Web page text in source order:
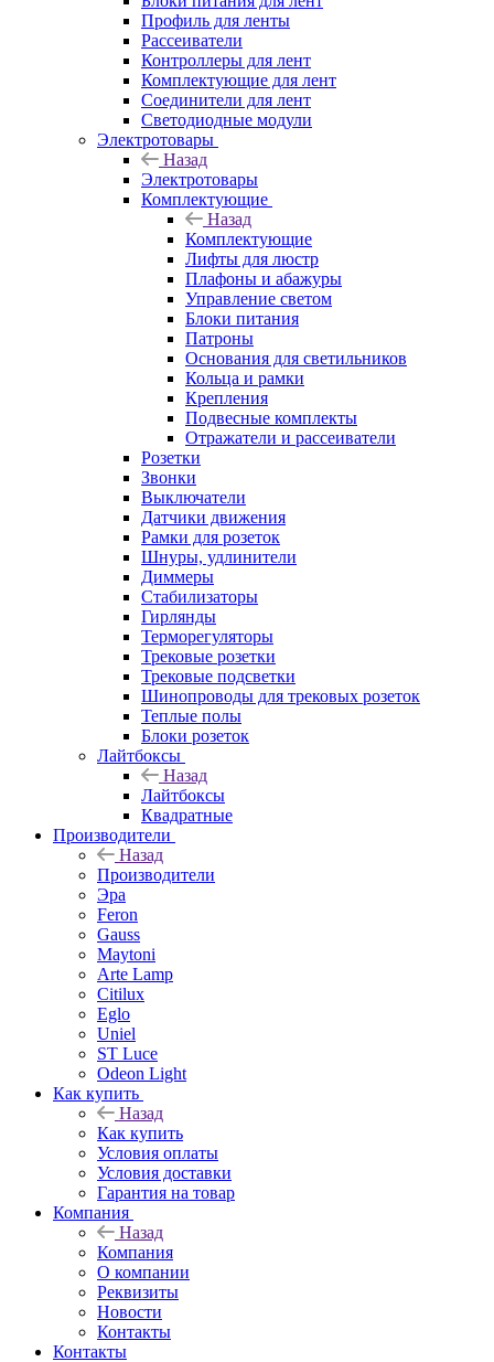
Профиль для ленты
Рассеиватели
Контроллеры для лент
Комплектующие для лент
Соединители для лент
Светодиодные модули
Электротовары
Назад
Электротовары
Комплектующие
Назад
Комплектующие
Лифты для люстр
Плафоны и абажуры
Управление светом
Блоки питания
Патроны
Основания для светильников
Кольца и рамки
Крепления
Подвесные комплекты
Отражатели и рассеиватели
Розетки
Звонки
Выключатели
Датчики движения
Рамки для розеток
Шнуры, удлинители
Диммеры
Стабилизаторы
Гирлянды
Терморегуляторы
Трековые розетки
Трековые подсветки
Шинопроводы для трековых розеток
Теплые полы
Блоки розеток
Лайтбоксы
Назад
Лайтбоксы
Квадратные
Производители
Назад
Производители
Эра
Feron
Gauss
Maytoni
Arte Lamp
Citilux
Eglo
Uniel
ST Luce
Odeon Light
Как купить
Назад
Как купить
Условия оплаты
Условия доставки
Гарантия на товар
Компания
Назад
Компания
О компании
Реквизиты
Новости
Контакты
Контакты